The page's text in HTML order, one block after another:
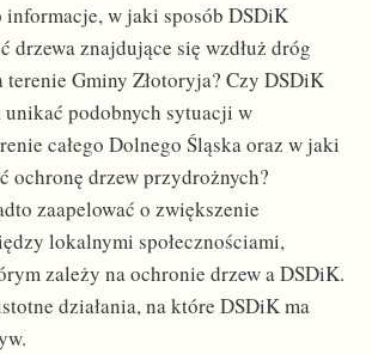
informacje, w jaki sposób DSDiK
drzewa znajdujące się wzdłuż dróg
Gminy Złotoryja? Czy DSDiK
podobnych sytuacji w
całego Dolnego Śląska oraz w jaki
ochronę drzew przydrożnych?
zaapelować o zwiększenie
lokalnymi społecznościami,
zależy na ochronie drzew a DSDiK.
działania, na które DSDiK ma